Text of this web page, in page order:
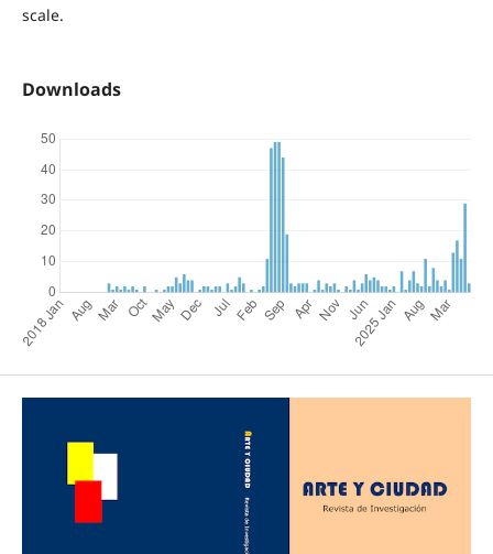
scale.
Downloads